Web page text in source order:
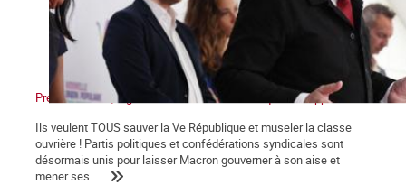
Présidentielles, législatives : Non au front unique des appareils !
Ils veulent TOUS sauver la Ve République et museler la classe
ouvrière ! Partis politiques et confédérations syndicales sont
désormais unis pour laisser Macron gouverner à son aise et
mener ses...